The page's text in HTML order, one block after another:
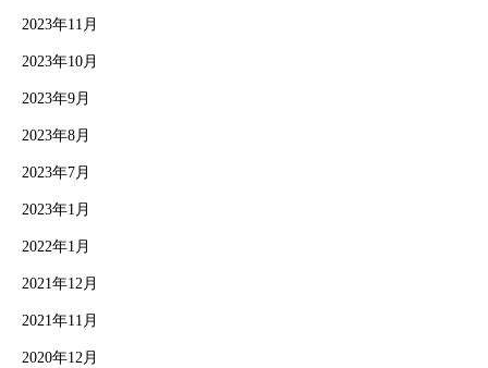
2023年11月
2023年10月
2023年9月
2023年8月
2023年7月
2023年1月
2022年1月
2021年12月
2021年11月
2020年12月